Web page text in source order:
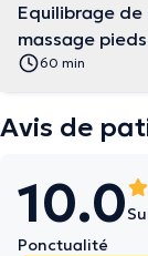
Equilibrage de
massage pieds
60 min
Avis de
10.0
Ponctualité